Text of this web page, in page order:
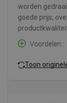
worden
goede prijs,
Voordelen:
Toon